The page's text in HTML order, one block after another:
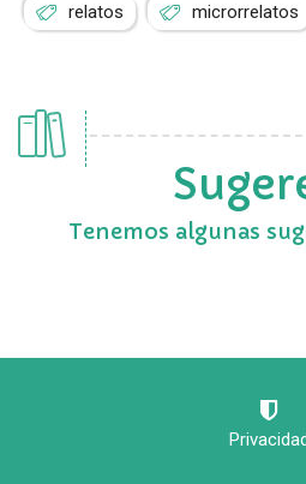
relatos microrrelatos
Tenemos algunas